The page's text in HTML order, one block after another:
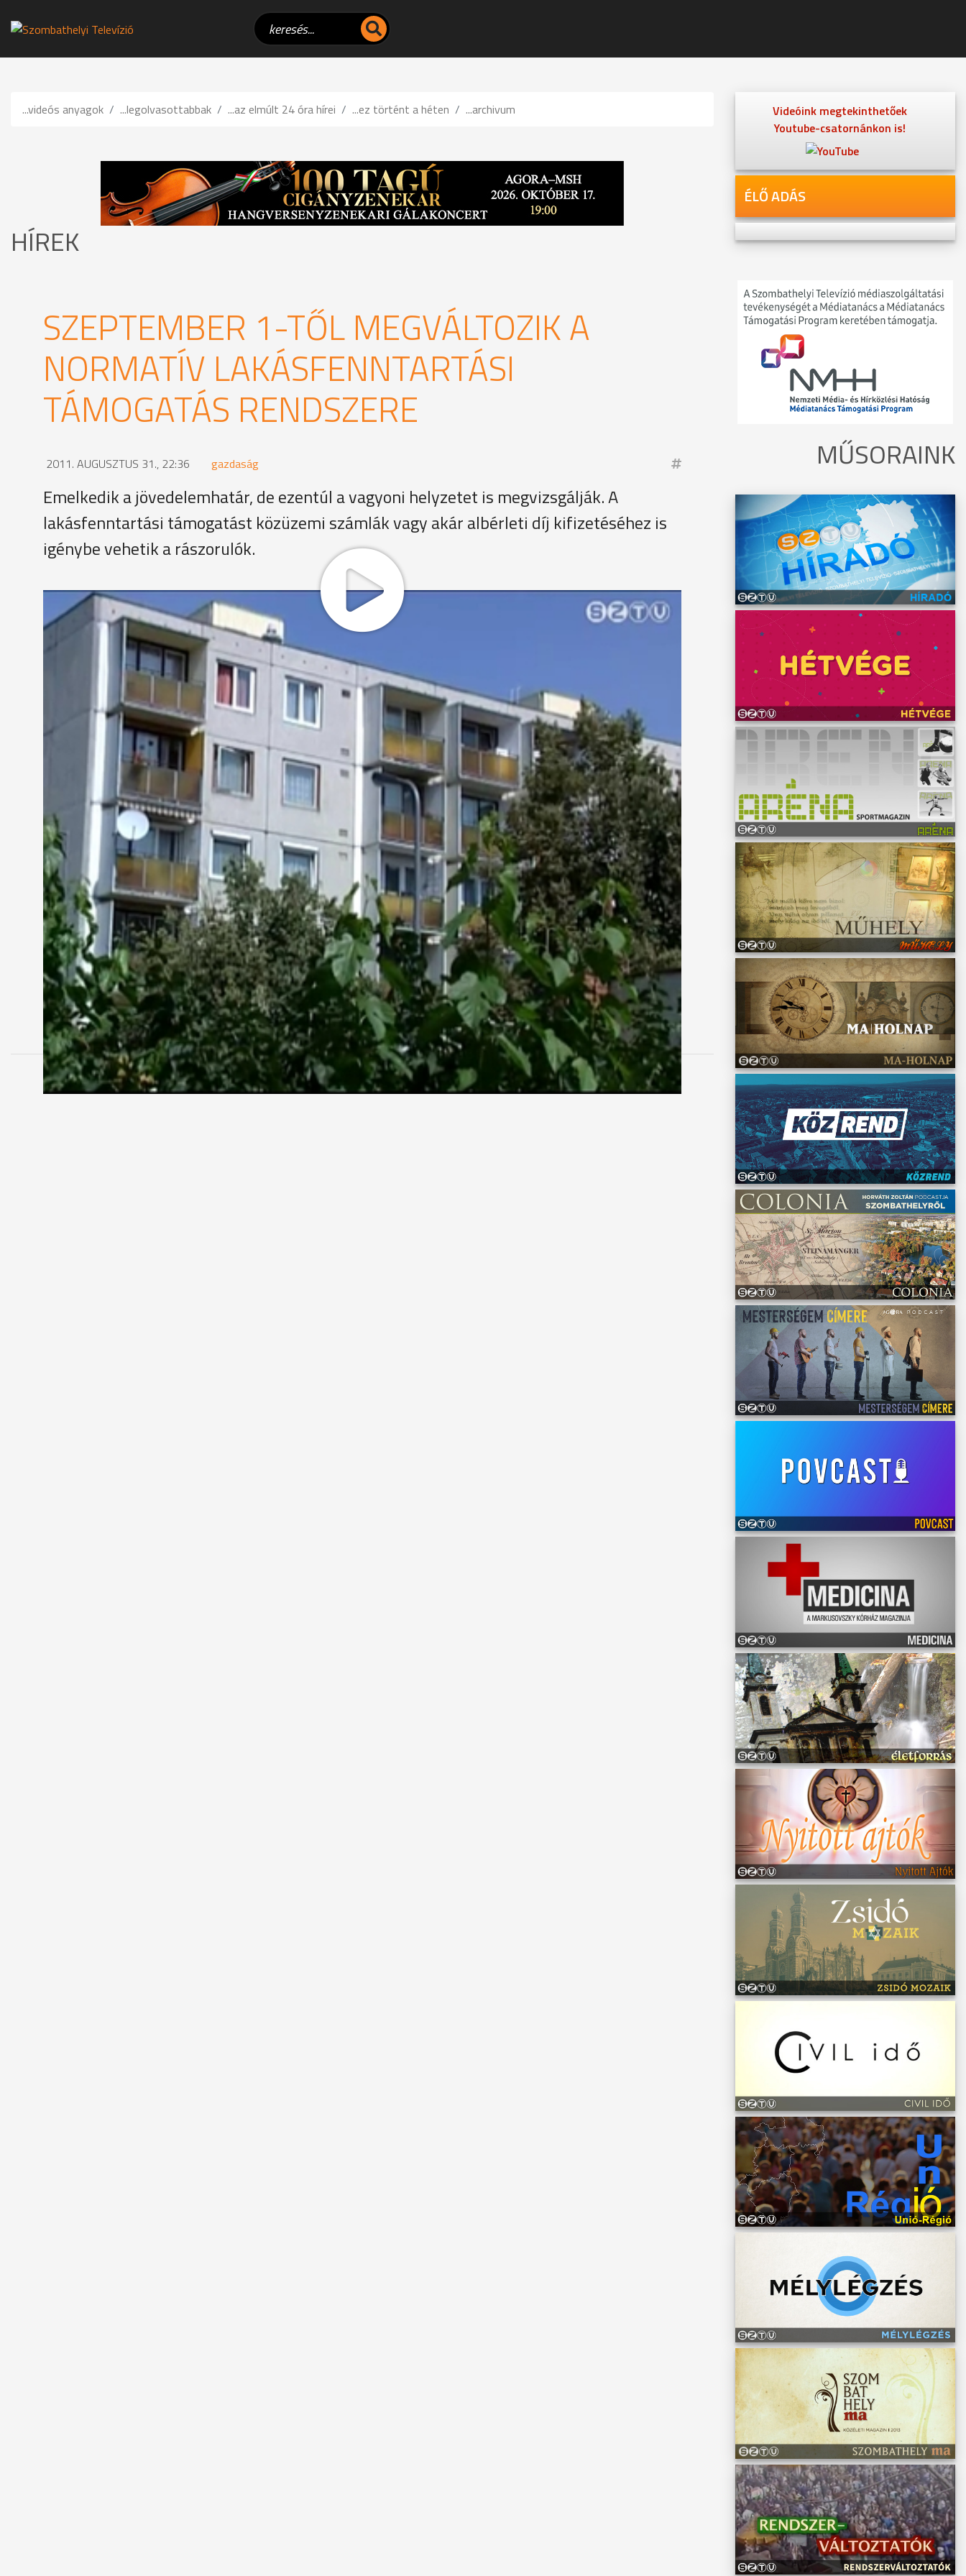
...videós anyagok ...legolvasottabbak ...az elmúlt 24 óra hírei ...ez történt a héten ...archivum
HÍREK
SZEPTEMBER 1-TŐL MEGVÁLTOZIK A
NORMATÍV LAKÁSFENNTARTÁSI
TÁMOGATÁS RENDSZERE
2011. AUGUSZTUS 31., 22:36 gazdaság
Emelkedik a jövedelemhatár, de ezentúl a vagyoni helyzetet is megvizsgálják. A
lakásfenntartási támogatást közüzemi számlák vagy akár albérleti díj kifizetéséhez is
igénybe vehetik a rászorulók.
"Szeptember 1 napjától megszűnik az energiatámogatás, amit a magyar államkincstárból lehetett igényelni"
- ez az oka annak, hogy a jogalkotó átalakította a lakásfenntartási támogatás rendszerét - mondja az osztályvezető.
Így akik eddig energiaköltségeikhez kaptak ily módon kiegészítést, most ezt a támogatási formát vehetik majd
igénybe. Károlyi Ákos három fő változásra hívja fel a figyelmet. Egyrészt megemelték a jövedelemhatár értékét. Az
eddigi egy főre jutó 42 750 forint helyett most a nyugdíjminimum kétszereséig, azaz 71 250 forintig jogosult a
támogatásra az igénylő.
Dr. Károlyi Ákos osztályvezető, Egészségügyi- és Közszolgálati Osztály
"A másik fontos változás ezzel kapcsolatban, hogy a jövedelmi feltétel mellett szeptembertől vagyoni helyzetet is
vizsgálni kell. És azok a háztartások, akik vagyonnal rendelkeznek, nem jogosultak lakásfenntartási támogatásra."
Ezentúl a támogatási összeg meghatározásánál nem az egy főre jutó jövedelmet, hanem az egy fogyasztási
egységre jutó jövedelmet vizsgálja a hivatal. Szombathelyen augusztusig közel 800-an vették igénybe a normatív
támogatást, emellett közel 1500-an kaptak az önkormányzattól lakásfenntartási hozzájárulást. Most mintegy
1300 háztartás esetében vizsgálják a korábbi kérelmeket. Aki közülük jogosult rá, átkerül a normatív támogatási
rendszerbe.
MEGOSZTÁS
Videóink megtekinthetőek
Youtube-csatornánkon is!
ÉLŐ ADÁS
MŰSORAINK